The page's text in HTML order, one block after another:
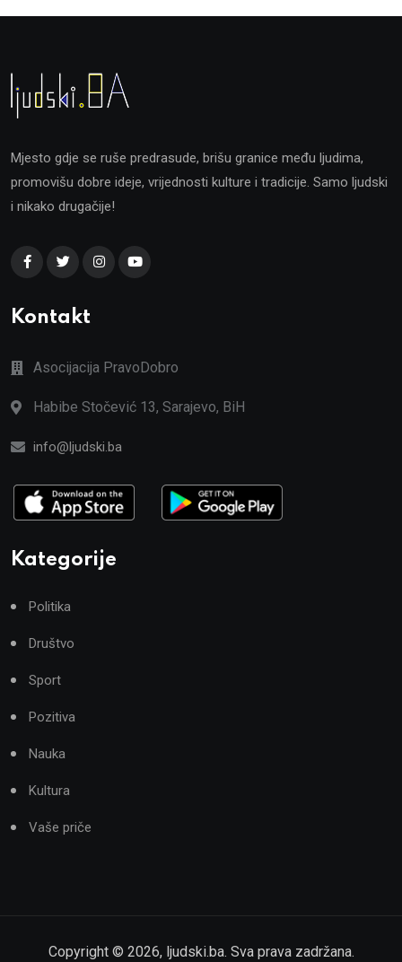
Mjesto gdje se ruše predrasude, brišu granice među ljudima,
promovišu dobre ideje, vrijednosti kulture i tradicije. Samo ljudski
i nikako drugačije!
Kontakt
Asocijacija PravoDobro
Habibe Stočević 13, Sarajevo, BiH
info@ljudski.ba
Kategorije
Politika
Društvo
Sport
Pozitiva
Nauka
Kultura
Vaše priče
Copyright © 2026, ljudski.ba. Sva prava zadržana.